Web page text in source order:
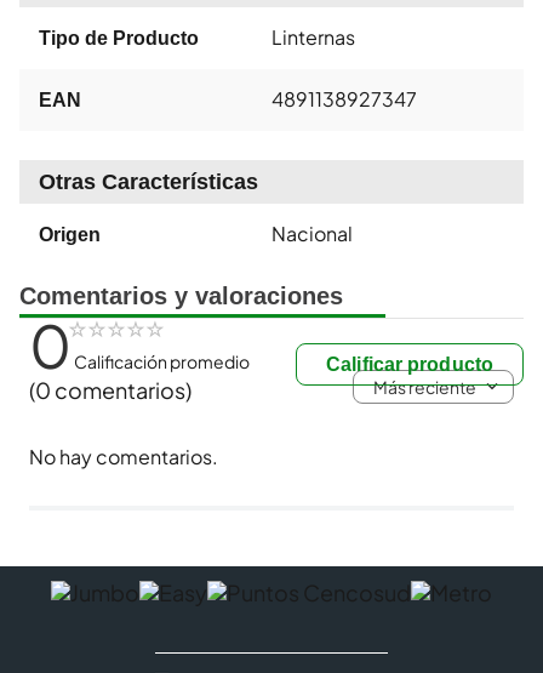
Tipo de Producto Linternas
EAN 4891138927347
Otras Características
Origen Nacional
Comentarios y valoraciones
Calificar producto
☆☆☆☆☆
0Calificación promedio
(0 comentarios) Más reciente
No hay comentarios.